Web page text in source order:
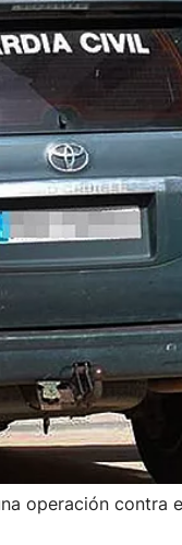
operación contra